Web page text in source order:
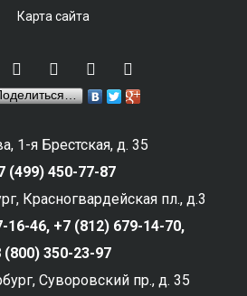
Карта сайта
1-я Брестская, д. 35
(499) 450-77-87
Красногвардейская пл., д.3
16-46, +7 (812) 679-14-70,
(800) 350-23-97
Суворовский пр., д. 35